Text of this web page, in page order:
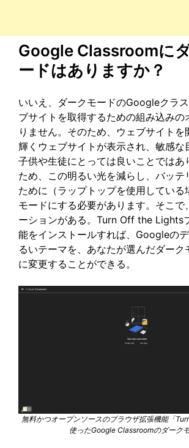
Google Classroomに
ードはありますか？
いいえ、ダークモードのGoogleクラ
ブサイトを取得するための組み込みの
りません。そのため、ウェブサイトを
輝くウェブサイトが表示され、敏感な
子供や生徒にとっては良いことではあ
ため、この明るい光を減らし、バッテ
ために（ラップトップを使用している
モードにする必要があります。そこで
ーションがある。Turn Off the Lights
能をインストールすれば、Googleの
るいテーマを、あなたが選んだダーク
に変更することができる。
無料かつオープンソースのブラウザ拡張機能「
使ったGoogle Classroomのダーク